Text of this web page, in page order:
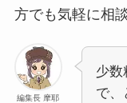
方でも気軽に相
編集長 摩耶
少数
で、